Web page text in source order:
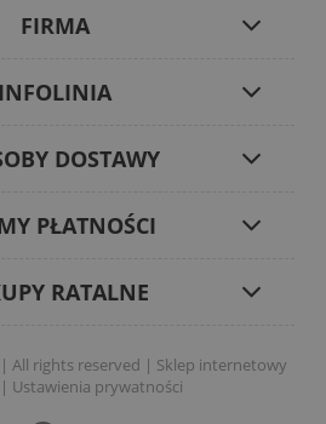
FIRMA
INFOLINIA
DOSTAWY
PŁATNOŚCI
RATALNE
All rights reserved | Sklep internetowy
| Ustawienia prywatności